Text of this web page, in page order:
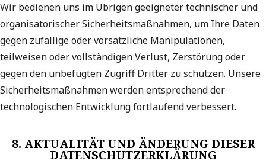
Wir bedienen uns im Übrigen geeigneter technischer und
organisatorischer Sicherheitsmaßnahmen, um Ihre Daten
gegen zufällige oder vorsätzliche Manipulationen,
teilweisen oder vollständigen Verlust, Zerstörung oder
gegen den unbefugten Zugriff Dritter zu schützen. Unsere
Sicherheitsmaßnahmen werden entsprechend der
technologischen Entwicklung fortlaufend verbessert.
8. AKTUALITÄT UND ÄNDERUNG DIESER
DATENSCHUTZERKLÄRUNG